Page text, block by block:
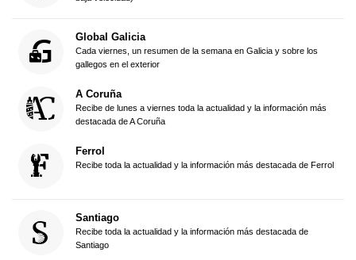
Global Galicia
Cada viernes, un resumen de la semana en Galicia y sobre los
gallegos en el exterior
A Coruña
Recibe de lunes a viernes toda la actualidad y la información más
destacada de A Coruña
Ferrol
Recibe toda la actualidad y la información más destacada de Ferrol
Santiago
Recibe toda la actualidad y la información más destacada de
Santiago